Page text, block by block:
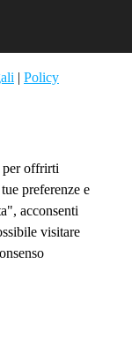
| Policy
per offrirti
preferenze e
acconsenti
visitare